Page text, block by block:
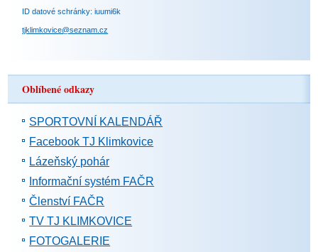
ID datové schránky: iuumi6k
tjklimkovice@seznam.cz
Oblíbené odkazy
SPORTOVNÍ KALENDÁŘ
Facebook TJ Klimkovice
Lázeňský pohár
Informační systém FAČR
Členství FAČR
TV TJ KLIMKOVICE
FOTOGALERIE